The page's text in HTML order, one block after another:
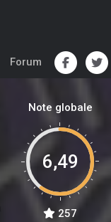
Forum
Note globale
6,49
257